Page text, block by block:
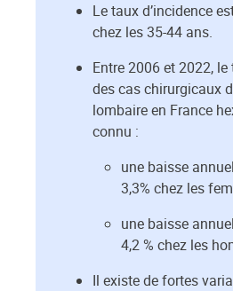
Le taux d’incidence
chez les 35-44 ans.
Entre 2006 et 2022, le
des cas chirurgicaux
lombaire en France
connu :
une baisse
3,3% chez les
une baisse
4,2 % chez les
Il existe de fortes